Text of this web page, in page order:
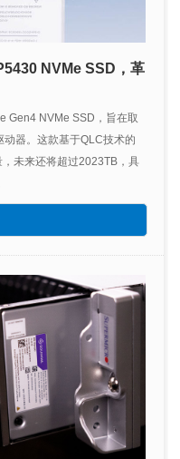
NVMe SSD，革
Gen4 NVMe SSD，旨在取
器。这款基于QLC技术的
未来还将超过2023TB，具